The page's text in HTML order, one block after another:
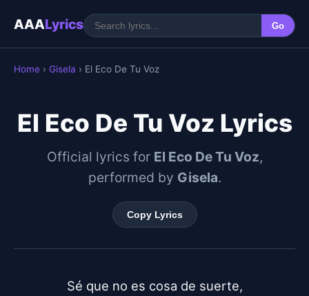
AAALyrics Go
Home › Gisela › El Eco De Tu Voz
El Eco De Tu Voz Lyrics
Official lyrics for El Eco De Tu Voz,
performed by Gisela.
Copy Lyrics
Sé que no es cosa de suerte,